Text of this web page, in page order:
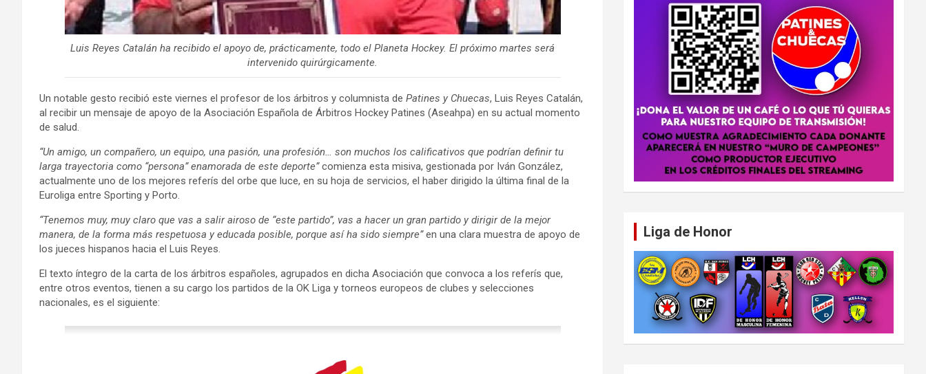
Luis Reyes Catalán ha recibido el apoyo de, prácticamente, todo el Planeta Hockey. El próximo martes será
intervenido quirúrgicamente.
Un notable gesto recibió este viernes el profesor de los árbitros y columnista de Patines y Chuecas, Luis Reyes Catalán,
al recibir un mensaje de apoyo de la Asociación Española de Árbitros Hockey Patines (Aseahpa) en su actual momento
de salud.
“Un amigo, un compañero, un equipo, una pasión, una profesión… son muchos los calificativos que podrían definir tu
larga trayectoria como “persona” enamorada de este deporte”comienza esta misiva, gestionada por Iván González,
actualmente uno de los mejores referís del orbe que luce, en su hoja de servicios, el haber dirigido la última final de la
Euroliga entre Sporting y Porto.
“Tenemos muy, muy claro que vas a salir airoso de “este partido”, vas a hacer un gran partido y dirigir de la mejor
manera, de la forma más respetuosa y educada posible, porque así ha sido siempre”en una clara muestra de apoyo de
los jueces hispanos hacia el Luis Reyes.
El texto íntegro de la carta de los árbitros españoles, agrupados en dicha Asociación que convoca a los referís que,
entre otros eventos, tienen a su cargo los partidos de la OK Liga y torneos europeos de clubes y selecciones
nacionales, es el siguiente:
Liga de Honor